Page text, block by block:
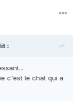
:
c'est le chat qui a